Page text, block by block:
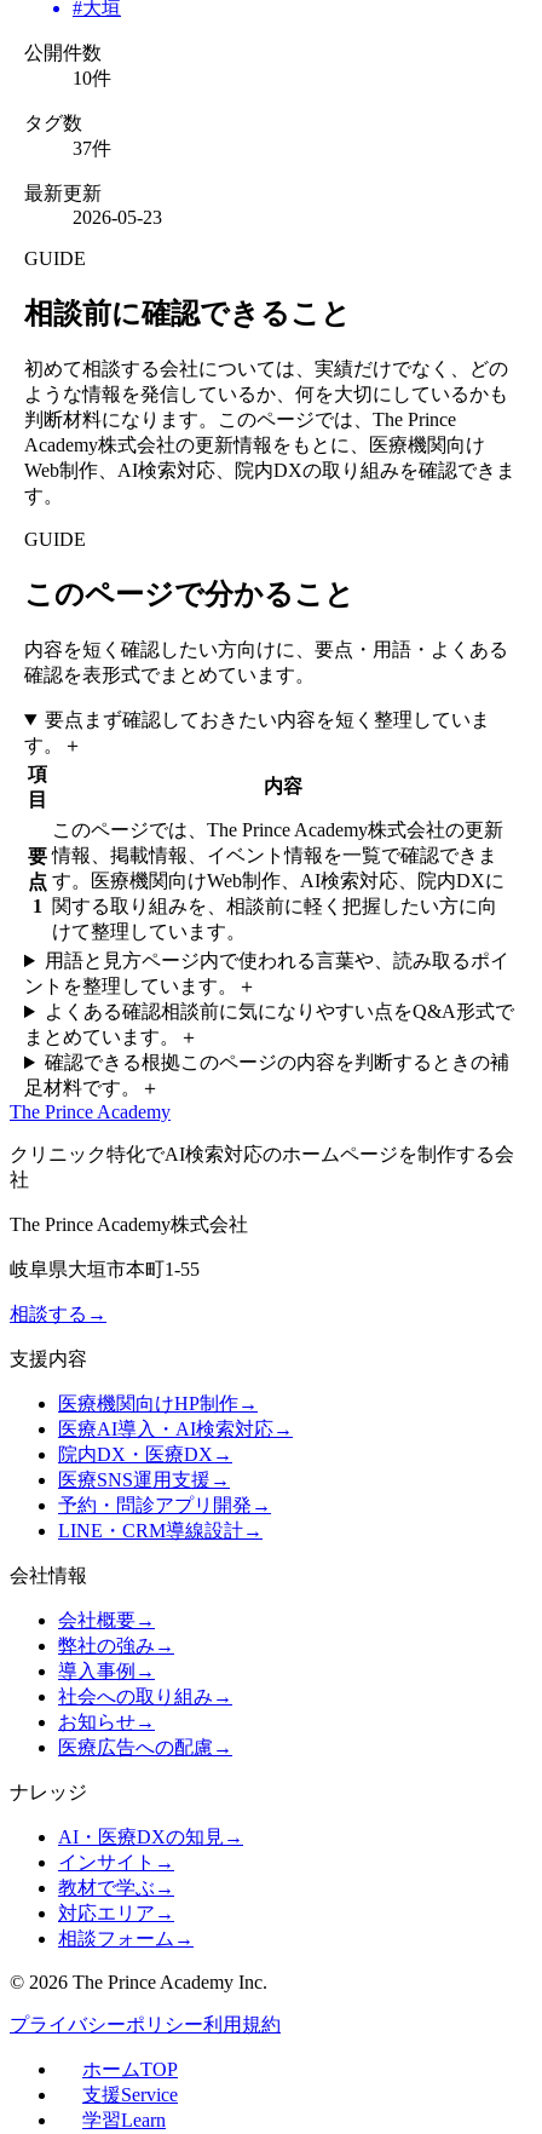
#大垣
公開件数
10件
タグ数
37件
最新更新
2026-05-23
GUIDE
相談前に確認できること
初めて相談する会社については、実績だけでなく、どの
ような情報を発信しているか、何を大切にしているかも
判断材料になります。このページでは、The Prince
Academy株式会社の更新情報をもとに、医療機関向け
Web制作、AI検索対応、院内DXの取り組みを確認できま
す。
GUIDE
このページで分かること
内容を短く確認したい方向けに、要点・用語・よくある
確認を表形式でまとめています。
要点 まず確認しておきたい内容を短く整理していま
す。
＋
項
目
内容
要
点
1
このページでは、The Prince Academy株式会社の更新
情報、掲載情報、イベント情報を一覧で確認できま
す。医療機関向けWeb制作、AI検索対応、院内DXに
関する取り組みを、相談前に軽く把握したい方に向
けて整理しています。
用語と見方ページ内で使われる言葉や、読み取るポイ
ントを整理しています。
＋
よくある確認相談前に気になりやすい点をQ&A形式で
まとめています。
＋
確認できる根拠このページの内容を判断するときの補
足材料です。
＋
The Prince Academy
クリニック特化でAI検索対応のホームページを制作する会
社
The Prince Academy株式会社
岐阜県大垣市本町1-55
相談する →
支援内容
医療機関向けHP制作→
医療AI導入・AI検索対応→
院内DX・医療DX →
医療SNS運用支援 →
予約・問診アプリ開発 →
LINE・CRM導線設計→
会社情報
会社概要→
弊社の強み →
導入事例 →
社会への取り組み →
お知らせ→
医療広告への配慮 →
ナレッジ
AI・医療DXの知見 →
インサイト →
教材で学ぶ →
対応エリア →
相談フォーム →
© 2026 The Prince Academy Inc.
プライバシーポリシー利用規約
ホームTOP
支援Service
学習Learn